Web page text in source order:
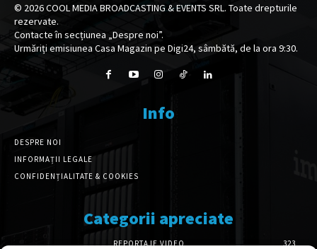
© 2026COOL MEDIA BROADCASTING & EVENTS SRL. Toate drepturile
rezervate.
Contacte în secțiunea „Despre noi”.
Urmăriți emisiunea Casa Magazin pe Digi24, sâmbătă, de la ora 9:30.
Info
DESPRE NOI
INFORMAȚII LEGALE
CONFIDENȚIALITATE & COOKIES
Categorii apreciate
REPORTAJE VIDEO
323